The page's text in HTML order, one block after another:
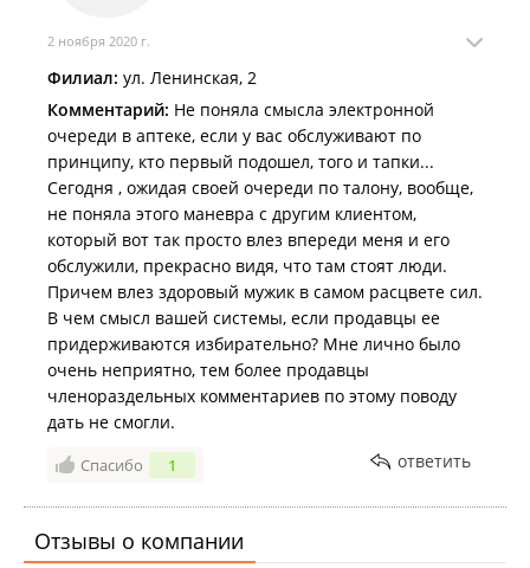
2 ноября 2020 г.
Филиал: ул. Ленинская, 2
Комментарий: Не поняла смысла электронной
очереди в аптеке, если у вас обслуживают по
принципу, кто первый подошел, того и тапки...
Сегодня , ожидая своей очереди по талону, вообще,
не поняла этого маневра с другим клиентом,
который вот так просто влез впереди меня и его
обслужили, прекрасно видя, что там стоят люди.
Причем влез здоровый мужик в самом расцвете сил.
В чем смысл вашей системы, если продавцы ее
придерживаются избирательно? Мне лично было
очень неприятно, тем более продавцы
членораздельных комментариев по этому поводу
дать не смогли.
Спасибо 1 ответить
Отзывы о компании